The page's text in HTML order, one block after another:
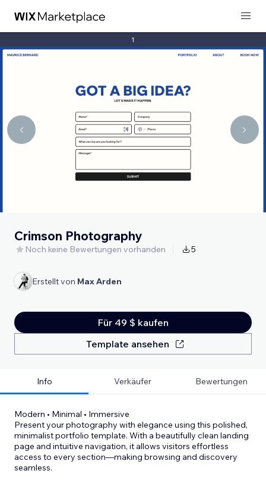
1
Crimson Photography
Noch keine Bewertungen vorhanden 5
Erstellt von Max Arden
Für 49 $ kaufen
Template ansehen
Info Verkäufer Bewertungen
Modern • Minimal • Immersive
Present your photography with elegance using this polished,
minimalist portfolio template. With a beautifully clean landing
page and intuitive navigation, it allows visitors effortless
access to every section—making browsing and discovery
seamless.